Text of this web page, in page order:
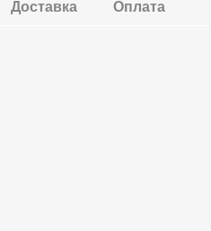
Доставка Оплата